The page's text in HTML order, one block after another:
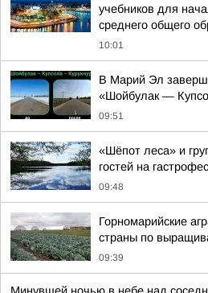
учебников для
среднего общего
10:01
В Марий Эл
«Шойбулак —
09:51
«Шёпот леса» и
гостей на
09:48
Горномарийские
страны по
09:39